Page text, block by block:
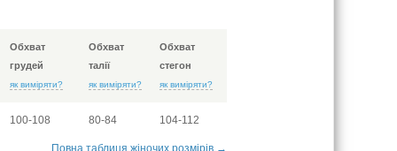
Обхват
грудей
як виміряти?
Обхват
талії
як виміряти?
Обхват
стегон
як виміряти?
100-108 80-84 104-112
Повна таблиця жіночих розмірів →